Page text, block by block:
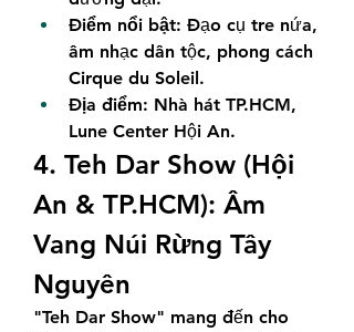
Điểm nổi bật: Đạo cụ tre nứa,
âm nhạc dân tộc, phong cách
Cirque du Soleil.
Địa điểm: Nhà hát TP.HCM,
Lune Center Hội An.
4. Teh Dar Show (Hội
An & TP.HCM): Âm
Vang Núi Rừng Tây
Nguyên
"Teh Dar Show" mang đến cho